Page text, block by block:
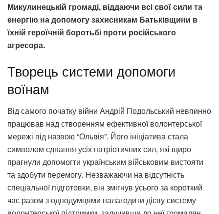
Микулинецькій громаді, віддаючи всі свої сили та
енергію на допомогу захисникам Батьківщини в
їхній героїчній боротьбі проти російського
агресора.
Творець системи допомоги
воїнам
Від самого початку війни Андрій Подольський невпинно
працював над створенням ефективної волонтерської
мережі під назвою “Ольвія”. Його ініціатива стала
символом єднання усіх патріотичних сил, які щиро
прагнули допомогти українським військовим вистояти
та здобути перемогу. Незважаючи на відсутність
спеціальної підготовки, він змігнув усього за короткий
час разом з однодумцями налагодити дієву систему